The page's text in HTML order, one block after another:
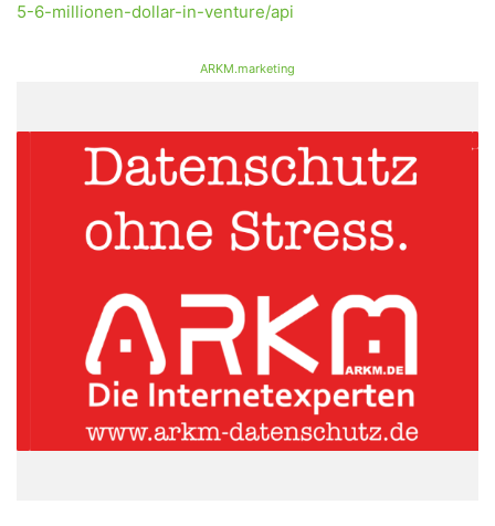
5-6-millionen-dollar-in-venture/api
ARKM.marketing